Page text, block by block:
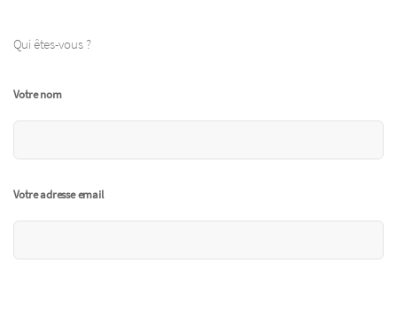
Qui êtes-vous ?
Votre nom
Votre adresse email